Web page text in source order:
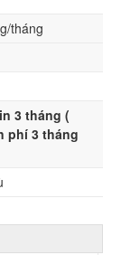
tháng
3 tháng (
phí 3 tháng